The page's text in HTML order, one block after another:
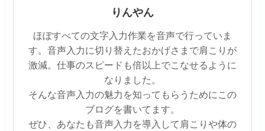
りんやん
ほぼすべての文字入力作業を音声で行っていま
す。音声入力に切り替えたおかげさまで肩こりが
激減。仕事のスピードも倍以上でこなせるように
なりました。
そんな音声入力の魅力を知ってもらうためにこの
ブログを書いてます。
ぜひ、あなたも音声入力を導入して肩こりや体の